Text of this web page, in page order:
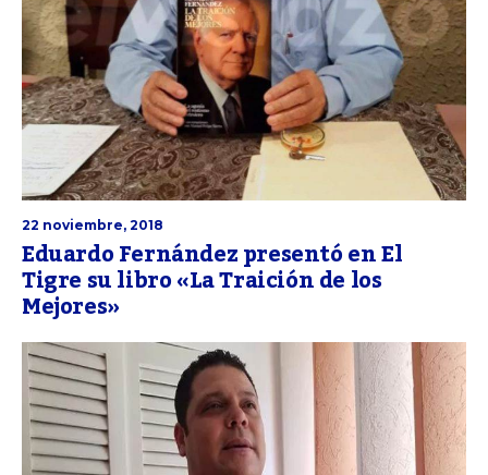
22 noviembre, 2018
Eduardo Fernández presentó en El
Tigre su libro «La Traición de los
Mejores»